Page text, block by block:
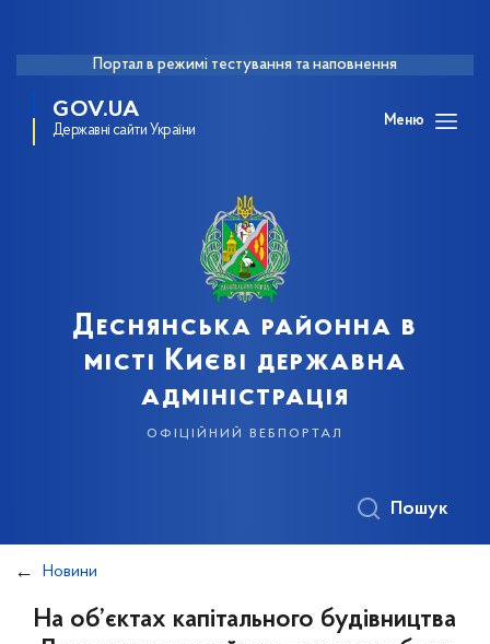
Портал в режимі тестування та наповнення
GOV.UA
Державні сайти України
Меню
Деснянська районна в
місті Києві державна
адміністрація
офіційний вебпортал
Пошук
Новини
На об’єктах капітального будівництва